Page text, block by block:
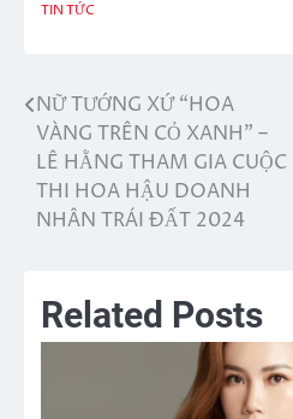
TIN TỨC
Điều
hướng
bài
NỮ TƯỚNG XỨ “HOA
VÀNG TRÊN CỎ XANH” –
LÊ HẰNG THAM GIA CUỘC
THI HOA HẬU DOANH
NHÂN TRÁI ĐẤT 2024
Related Posts